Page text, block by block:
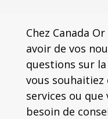
Chez Canada
avoir de vos
questions sur
vous souhaitiez
services ou
besoin de